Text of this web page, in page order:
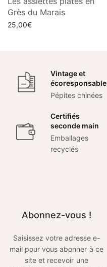
Grès du Marais
25,00€
Vintage et
écoresponsable
Pépites chinées
Certifiés
seconde main
Emballages
recyclés
Abonnez-vous !
Saisissez votre adresse e-
mail pour vous abonner à ce
site et recevoir une